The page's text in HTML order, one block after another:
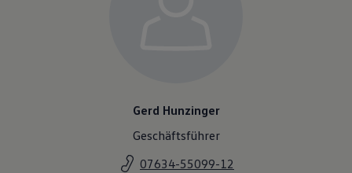
Gerd Hunzinger
Geschäftsführer
07634-55099-12